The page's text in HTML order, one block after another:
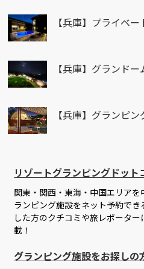
【兵庫】プライベ
【兵庫】グランド
【兵庫】グランピ
リゾートグランピングドッ
関東・関西・東海・中国エリア
ランピング施設をネット予約で
した方のクチコミや旅レポータ
載！
グランピング施設をお探し